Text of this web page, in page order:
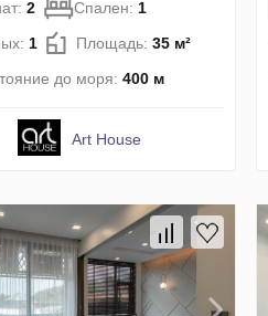
2 Спален: 1
1 Площадь: 35 м²
до моря: 400 м
Art House